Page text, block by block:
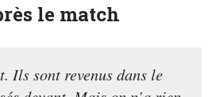
le match
Ils sont revenus dans le